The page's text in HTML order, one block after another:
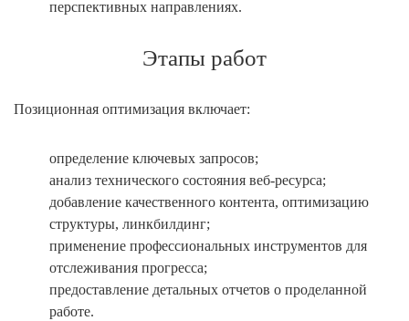
перспективных направлениях.
Этапы работ
Позиционная оптимизация включает:
определение ключевых запросов;
анализ технического состояния веб-ресурса;
добавление качественного контента, оптимизацию
структуры, линкбилдинг;
применение профессиональных инструментов для
отслеживания прогресса;
предоставление детальных отчетов о проделанной
работе.